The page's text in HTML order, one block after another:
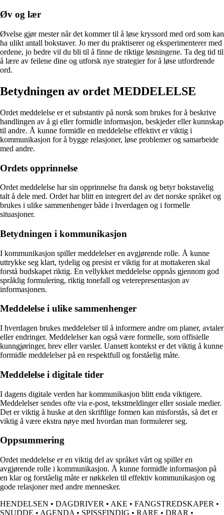
Øv og lær
Øvelse gjør mester når det kommer til å løse kryssord med ord som kan
ha ulikt antall bokstaver. Jo mer du praktiserer og eksperimenterer med
ordene, jo bedre vil du bli til å finne de riktige løsningene. Ta deg tid til
å lære av feilene dine og utforsk nye strategier for å løse utfordrende
ord.
Betydningen av ordet MEDDELELSE
Ordet meddelelse er et substantiv på norsk som brukes for å beskrive
handlingen av å gi eller formidle informasjon, beskjeder eller kunnskap
til andre. Å kunne formidle en meddelelse effektivt er viktig i
kommunikasjon for å bygge relasjoner, løse problemer og samarbeide
med andre.
Ordets opprinnelse
Ordet meddelelse har sin opprinnelse fra dansk og betyr bokstavelig
talt å dele med. Ordet har blitt en integrert del av det norske språket og
brukes i ulike sammenhenger både i hverdagen og i formelle
situasjoner.
Betydningen i kommunikasjon
I kommunikasjon spiller meddelelser en avgjørende rolle. Å kunne
uttrykke seg klart, tydelig og presist er viktig for at mottakeren skal
forstå budskapet riktig. En vellykket meddelelse oppnås gjennom god
språklig formulering, riktig tonefall og veterepresentasjon av
informasjonen.
Meddelelse i ulike sammenhenger
I hverdagen brukes meddelelser til å informere andre om planer, avtaler
eller endringer. Meddelelser kan også være formelle, som offisielle
kunngjøringer, brev eller varsler. Uansett kontekst er det viktig å kunne
formidle meddelelser på en respektfull og forståelig måte.
Meddelelse i digitale tider
I dagens digitale verden har kommunikasjon blitt enda viktigere.
Meddelelser sendes ofte via e-post, tekstmeldinger eller sosiale medier.
Det er viktig å huske at den skriftlige formen kan misforstås, så det er
viktig å være ekstra nøye med hvordan man formulerer seg.
Oppsummering
Ordet meddelelse er en viktig del av språket vårt og spiller en
avgjørende rolle i kommunikasjon. Å kunne formidle informasjon på
en klar og forståelig måte er nøkkelen til effektiv kommunikasjon og
gode relasjoner med andre mennesker.
HENDELSEN • DAGDRIVER • AKE • FANGSTREDSKAPER •
SNUDDE • AGENDA • SPISSFINDIG • RARE • DRAR •